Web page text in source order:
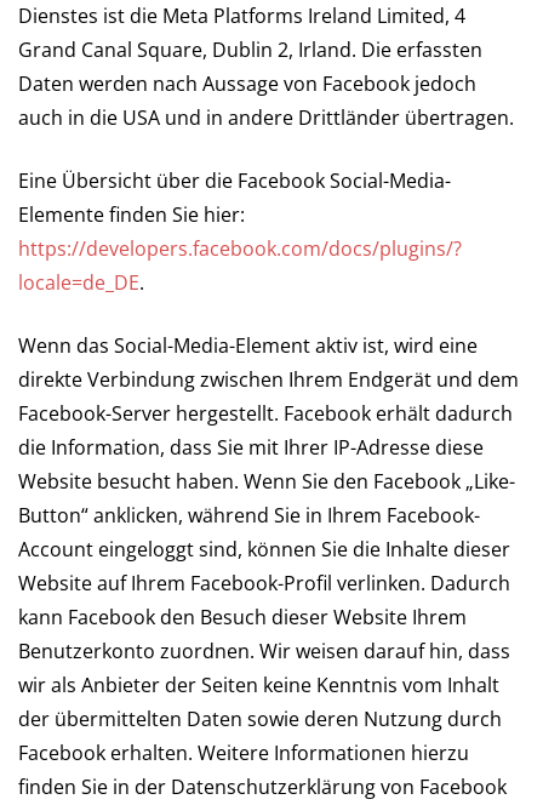
Dienstes ist die Meta Platforms Ireland Limited, 4
Grand Canal Square, Dublin 2, Irland. Die erfassten
Daten werden nach Aussage von Facebook jedoch
auch in die USA und in andere Drittländer übertragen.
Eine Übersicht über die Facebook Social-Media-
Elemente finden Sie hier:
https://developers.facebook.com/docs/plugins/?
locale=de_DE.
Wenn das Social-Media-Element aktiv ist, wird eine
direkte Verbindung zwischen Ihrem Endgerät und dem
Facebook-Server hergestellt. Facebook erhält dadurch
die Information, dass Sie mit Ihrer IP-Adresse diese
Website besucht haben. Wenn Sie den Facebook „Like-
Button“ anklicken, während Sie in Ihrem Facebook-
Account eingeloggt sind, können Sie die Inhalte dieser
Website auf Ihrem Facebook-Profil verlinken. Dadurch
kann Facebook den Besuch dieser Website Ihrem
Benutzerkonto zuordnen. Wir weisen darauf hin, dass
wir als Anbieter der Seiten keine Kenntnis vom Inhalt
der übermittelten Daten sowie deren Nutzung durch
Facebook erhalten. Weitere Informationen hierzu
finden Sie in der Datenschutzerklärung von Facebook